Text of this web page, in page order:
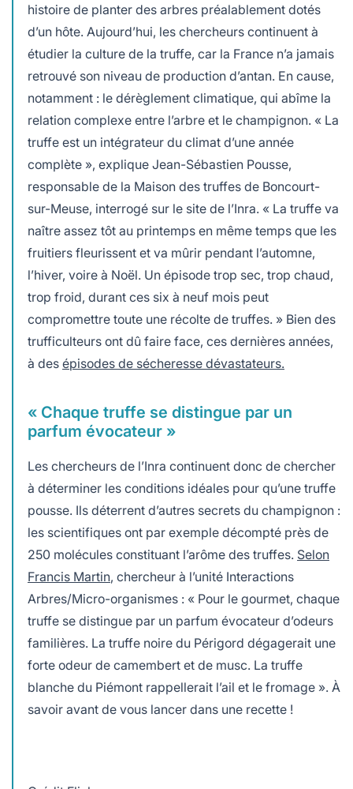
histoire de planter des arbres préalablement dotés
d’un hôte. Aujourd’hui, les chercheurs continuent à
étudier la culture de la truffe, car la France n’a jamais
retrouvé son niveau de production d’antan. En cause,
notamment : le dérèglement climatique, qui abîme la
relation complexe entre l’arbre et le champignon. « La
truffe est un intégrateur du climat d’une année
complète », explique Jean-Sébastien Pousse,
responsable de la Maison des truffes de Boncourt-
sur-Meuse, interrogé sur le site de l’Inra. « La truffe va
naître assez tôt au printemps en même temps que les
fruitiers fleurissent et va mûrir pendant l’automne,
l’hiver, voire à Noël. Un épisode trop sec, trop chaud,
trop froid, durant ces six à neuf mois peut
compromettre toute une récolte de truffes. » Bien des
trufficulteurs ont dû faire face, ces dernières années,
à des épisodes de sécheresse dévastateurs.
« Chaque truffe se distingue par un
parfum évocateur »
Les chercheurs de l’Inra continuent donc de chercher
à déterminer les conditions idéales pour qu’une truffe
pousse. Ils déterrent d’autres secrets du champignon :
les scientifiques ont par exemple décompté près de
250 molécules constituant l’arôme des truffes. Selon
Francis Martin, chercheur à l’unité Interactions
Arbres/Micro-organismes : « Pour le gourmet, chaque
truffe se distingue par un parfum évocateur d’odeurs
familières. La truffe noire du Périgord dégagerait une
forte odeur de camembert et de musc. La truffe
blanche du Piémont rappellerait l’ail et le fromage ». À
savoir avant de vous lancer dans une recette !